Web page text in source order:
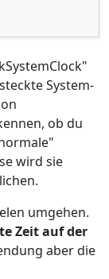
System-
ob du
wird sie
umgehen.
Zeit auf der
aber die